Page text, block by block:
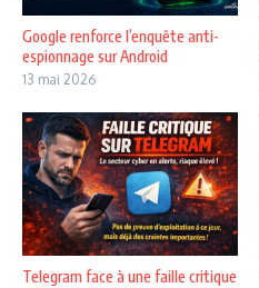
Google renforce l’enquête anti-
espionnage sur Android
13 mai 2026
Telegram face à une faille critique